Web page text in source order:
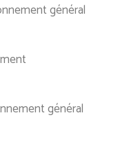
général
général